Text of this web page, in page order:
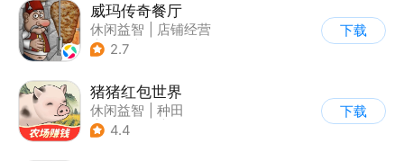
威玛传奇餐厅
休闲益智
店铺经营
| 美食
2.7
下载
猪猪红包世界
休闲益智
种田
| 田园生活
4.4
下载